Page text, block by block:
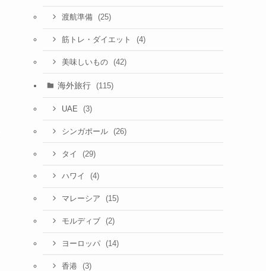
渡航準備 (25)
筋トレ・ダイエット (4)
美味しいもの (42)
海外旅行 (115)
UAE (3)
シンガポール (26)
タイ (29)
ハワイ (4)
マレーシア (15)
モルディブ (2)
ヨーロッパ (14)
香港 (3)